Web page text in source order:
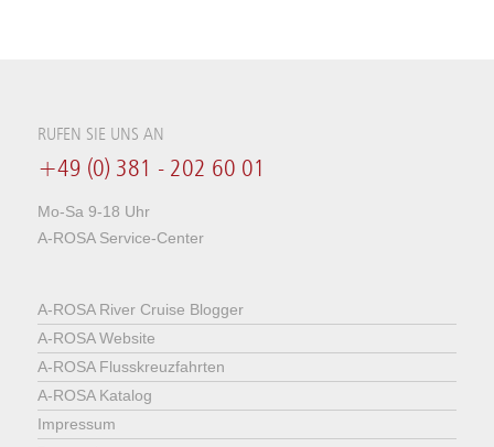
RUFEN SIE UNS AN
+49 (0) 381 - 202 60 01
Mo-Sa 9-18 Uhr
A-ROSA Service-Center
A-ROSA River Cruise Blogger
A-ROSA Website
A-ROSA Flusskreuzfahrten
A-ROSA Katalog
Impressum